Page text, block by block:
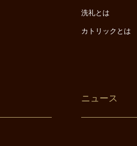
洗礼とは
カトリックとは
ニュース